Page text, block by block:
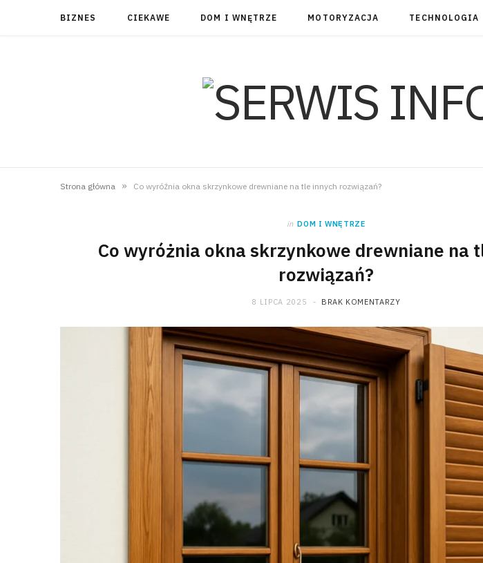
BIZNES CIEKAWE DOM I WNĘTRZE MOTORYZACJA TECHNOLOGIA
Strona główna » Co wyróżnia okna skrzynkowe drewniane na tle innych rozwiązań?
in DOM I WNĘTRZE
Co wyróżnia okna skrzynkowe drewniane na
rozwiązań?
8 LIPCA 2025 BRAK KOMENTARZY